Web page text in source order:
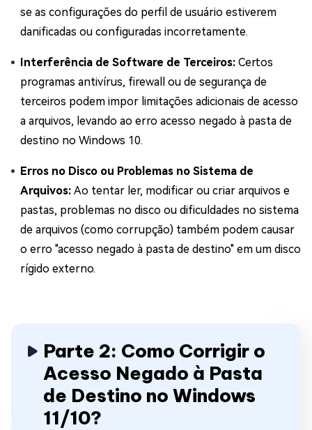
se as configurações do perfil de usuário estiverem
danificadas ou configuradas incorretamente.
Interferência de Software de Terceiros: Certos
programas antivírus, firewall ou de segurança de
terceiros podem impor limitações adicionais de acesso
a arquivos, levando ao erro acesso negado à pasta de
destino no Windows 10.
Erros no Disco ou Problemas no Sistema de
Arquivos: Ao tentar ler, modificar ou criar arquivos e
pastas, problemas no disco ou dificuldades no sistema
de arquivos (como corrupção) também podem causar
o erro "acesso negado à pasta de destino" em um disco
rígido externo.
Parte 2: Como Corrigir o
Acesso Negado à Pasta
de Destino no Windows
11/10?